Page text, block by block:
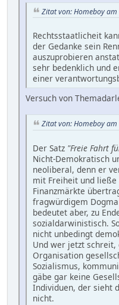
Zitat von: Homeboy
Rechtsstaatlicheit
der Gedanke sein
auszuprobieren
sehr bedenklich und
einer
Versuch von
Zitat von: Homeboy
Der Satz "Freie Fahrt
Nicht-Demokratisch
neoliberal, denn er
mit Freiheit und ließe
Finanzmärkte
fragwürdigem
bedeutet aber, zu
sozialdarwinistisch.
nicht unbedingt
Und wer jetzt
Organisation
Sozialismus,
gäbe gar keine
Individuen, der sieht
nicht.